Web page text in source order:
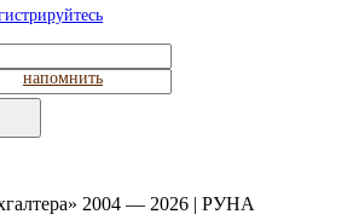
напомнить
2004 — 2026 | РУНА